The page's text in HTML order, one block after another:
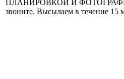
ПЛАНИРОВКОЙ И
звоните. Высылаем в течение 15